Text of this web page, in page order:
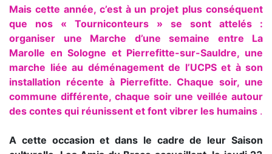
Mais cette année, c’est à un projet plus conséquent
que nos « Tourniconteurs » se sont attelés :
organiser une Marche d’une semaine entre La
Marolle en Sologne et Pierrefitte-sur-Sauldre, une
marche liée au déménagement de l’UCPS et à son
installation récente à Pierrefitte. Chaque soir, une
commune différente, chaque soir une veillée autour
des contes qui réunissent et font vibrer les humains .
A cette occasion et dans le cadre de leur Saison